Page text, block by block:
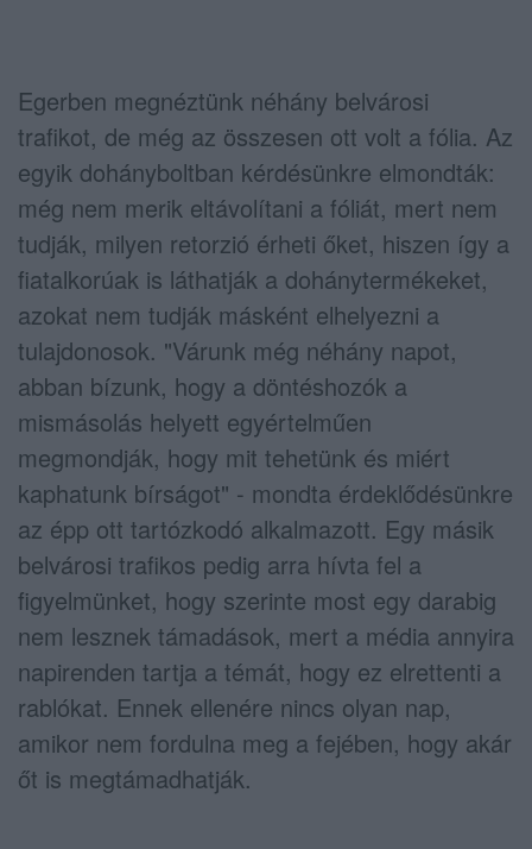
Egerben megnéztünk néhány belvárosi
trafikot, de még az összesen ott volt a fólia. Az
egyik dohányboltban kérdésünkre elmondták:
még nem merik eltávolítani a fóliát, mert nem
tudják, milyen retorzió érheti őket, hiszen így a
fiatalkorúak is láthatják a dohánytermékeket,
azokat nem tudják másként elhelyezni a
tulajdonosok. "Várunk még néhány napot,
abban bízunk, hogy a döntéshozók a
mismásolás helyett egyértelműen
megmondják, hogy mit tehetünk és miért
kaphatunk bírságot" - mondta érdeklődésünkre
az épp ott tartózkodó alkalmazott. Egy másik
belvárosi trafikos pedig arra hívta fel a
figyelmünket, hogy szerinte most egy darabig
nem lesznek támadások, mert a média annyira
napirenden tartja a témát, hogy ez elrettenti a
rablókat. Ennek ellenére nincs olyan nap,
amikor nem fordulna meg a fejében, hogy akár
őt is megtámadhatják.